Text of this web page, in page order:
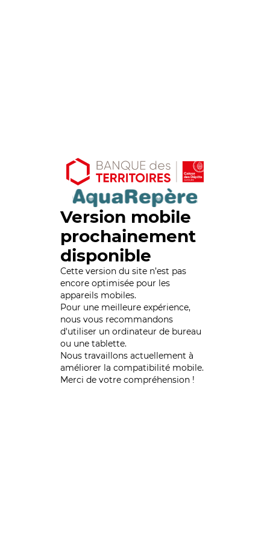
Version mobile
prochainement
disponible
Cette version du site n’est pas
encore optimisée pour les
appareils mobiles.
Pour une meilleure expérience,
nous vous recommandons
d'utiliser un ordinateur de bureau
ou une tablette.
Nous travaillons actuellement à
améliorer la compatibilité mobile.
Merci de votre compréhension !